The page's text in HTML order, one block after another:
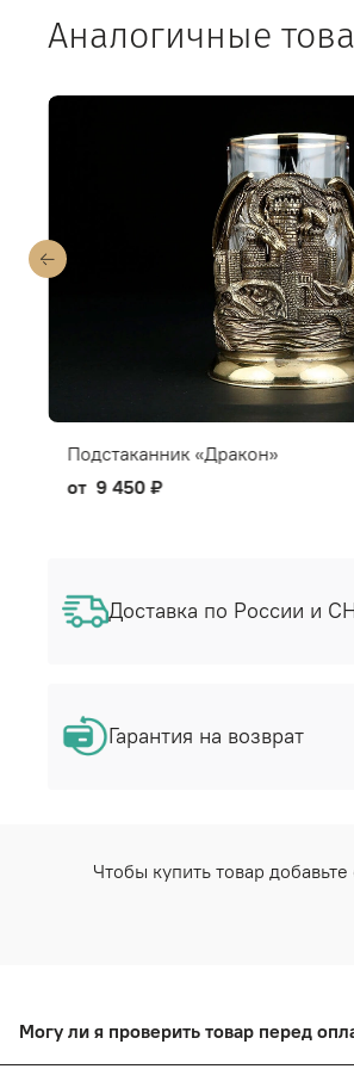
Аналогичные
Подстаканник «Дракон»
от 9 450 ₽
Доставка по России и
Гарантия на возврат
Чтобы купить товар
Могу ли я проверить товар перед